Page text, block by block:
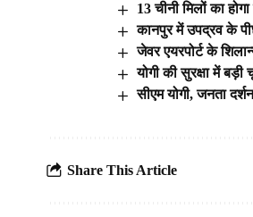
13 चीनी मिलों का
कानपुर में उपद्रव के
जेवर एयरपोर्ट के
योगी की सुरक्षा में
सीएम योगी, जनता
Share This Article